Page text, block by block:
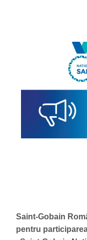
Saint-Gobain
pentru